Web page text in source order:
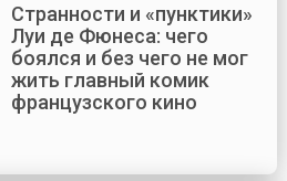
Странности и «пунктики»
Луи де Фюнеса: чего
боялся и без чего не мог
жить главный комик
французского кино